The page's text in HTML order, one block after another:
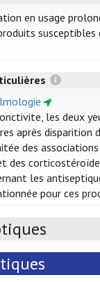
en usage
les deux
après disparition
des
des
les
pour ces